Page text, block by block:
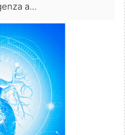
a...